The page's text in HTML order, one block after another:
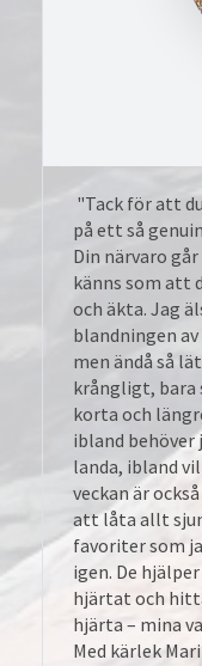
"Tack för att
på ett så
Din närvaro
känns som att
och äkta. Jag
blandningen
men ändå så
krångligt, bara
korta och
ibland
landa, ibland
veckan är
att låta allt
favoriter som
igen. De
hjärtat och
hjärta – mina
Med kärlek